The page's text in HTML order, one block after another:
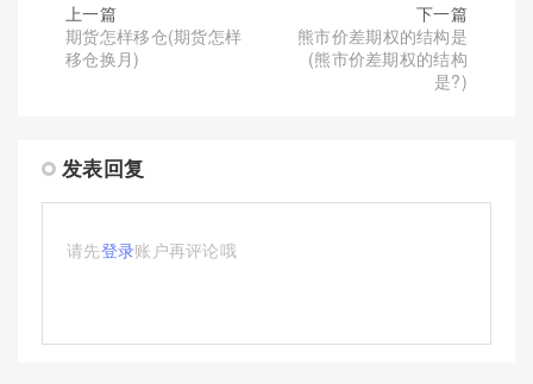
上一篇
期货怎样移仓(期货怎样
移仓换月)
下一篇
熊市价差期权的结构是
(熊市价差期权的结构
是?)
发表回复
请先登录账户再评论哦